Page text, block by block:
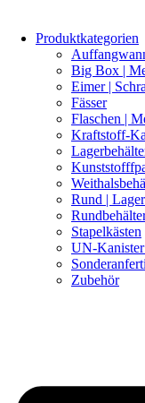
Produktkategorien
Big Box |
Eimer |
Fässer
Flaschen |
Kraftstoff-
Rund |
Stapelkästen
UN-
Zubehör